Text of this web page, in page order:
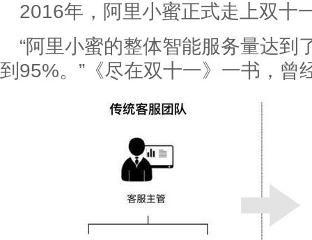
2016年，阿里小蜜正式走上双十
“阿里小蜜的整体智能服务量达到
到95%。”《尽在双十一》一书，曾